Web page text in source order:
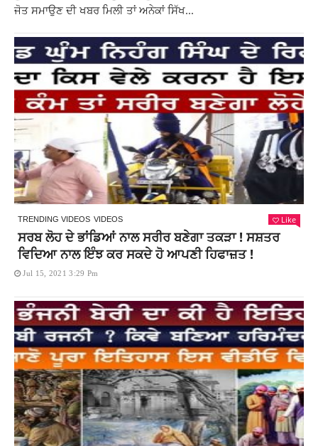
ਜੋਤ ਸਮਾਉਣ ਦੀ ਖਬਰ ਮਿਲੀ ਤਾਂ ਅਨੇਕਾਂ ਸਿੱਖ...
TRENDING VIDEOS VIDEOS Like
ਸਰਬ ਲੋਹ ਦੇ ਭਾਂਡਿਆਂ ਨਾਲ ਸਰੀਰ ਬਣੇਗਾ ਤਕੜਾ ! ਸਸ਼ਤਰ
ਵਿਦਿਆ ਨਾਲ ਇੰਝ ਕਰ ਸਕਦੇ ਹੋ ਆਪਣੀ ਹਿਫਾਜ਼ਤ !
Jul 15, 2021 3:29 Pm